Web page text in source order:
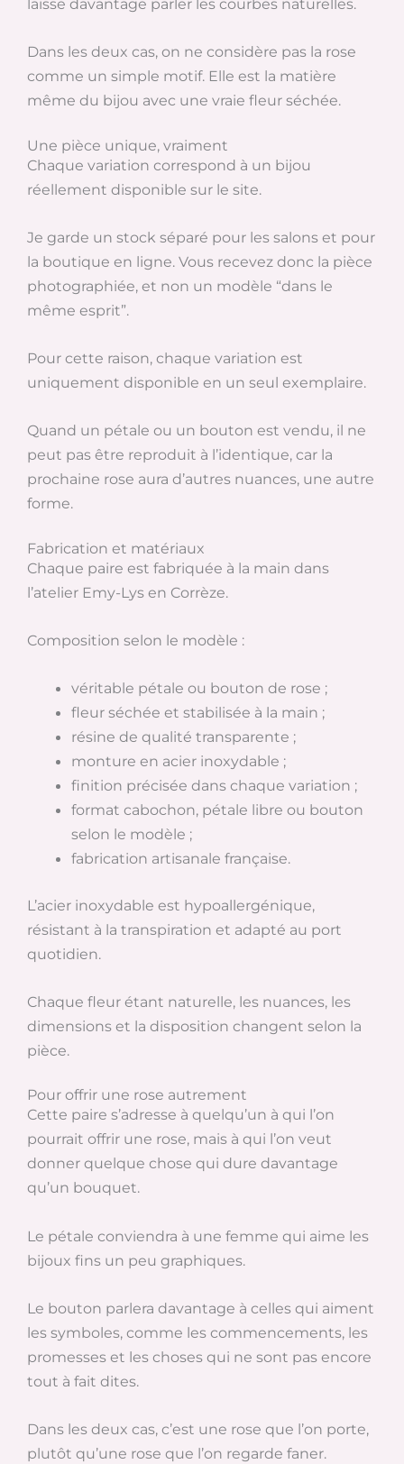
laisse davantage parler les courbes naturelles.
Dans les deux cas, on ne considère pas la rose
comme un simple motif. Elle est la matière
même du bijou avec une vraie fleur séchée.
Une pièce unique, vraiment
Chaque variation correspond à un bijou
réellement disponible sur le site.
Je garde un stock séparé pour les salons et pour
la boutique en ligne. Vous recevez donc la pièce
photographiée, et non un modèle “dans le
même esprit”.
Pour cette raison, chaque variation est
uniquement disponible en un seul exemplaire.
Quand un pétale ou un bouton est vendu, il ne
peut pas être reproduit à l’identique, car la
prochaine rose aura d’autres nuances, une autre
forme.
Fabrication et matériaux
Chaque paire est fabriquée à la main dans
l’atelier Emy-Lys en Corrèze.
Composition selon le modèle :
véritable pétale ou bouton de rose ;
fleur séchée et stabilisée à la main ;
résine de qualité transparente ;
monture en acier inoxydable ;
finition précisée dans chaque variation ;
format cabochon, pétale libre ou bouton
selon le modèle ;
fabrication artisanale française.
L’acier inoxydable est hypoallergénique,
résistant à la transpiration et adapté au port
quotidien.
Chaque fleur étant naturelle, les nuances, les
dimensions et la disposition changent selon la
pièce.
Pour offrir une rose autrement
Cette paire s’adresse à quelqu’un à qui l’on
pourrait offrir une rose, mais à qui l’on veut
donner quelque chose qui dure davantage
qu’un bouquet.
Le pétale conviendra à une femme qui aime les
bijoux fins un peu graphiques.
Le bouton parlera davantage à celles qui aiment
les symboles, comme les commencements, les
promesses et les choses qui ne sont pas encore
tout à fait dites.
Dans les deux cas, c’est une rose que l’on porte,
plutôt qu’une rose que l’on regarde faner.